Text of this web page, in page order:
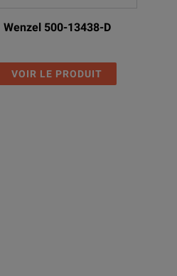
Wenzel 500-13438-D
VOIR LE PRODUIT